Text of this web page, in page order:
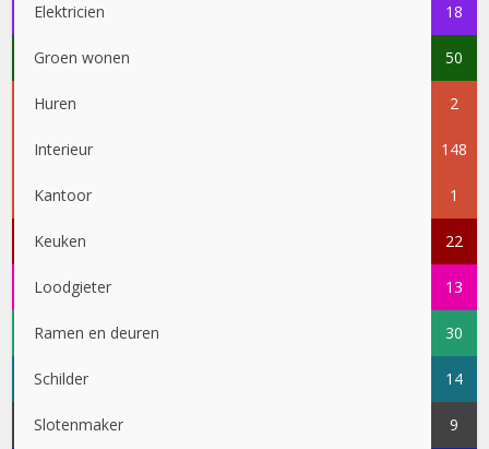
Elektricien 18
Groen wonen 50
Huren 2
Interieur 148
Kantoor 1
Keuken 22
Loodgieter 13
Ramen en deuren 30
Schilder 14
Slotenmaker 9